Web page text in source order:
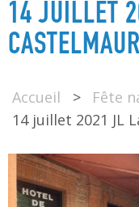
MA
MES ACTIONS
14 JUILLET
Accueil > Fête
14 juillet 2021 JL